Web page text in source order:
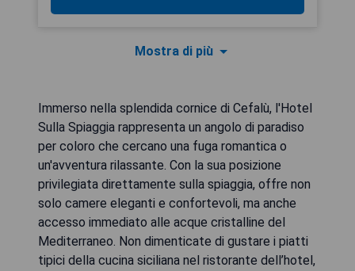
Mostra di più
Immerso nella splendida cornice di Cefalù, l'Hotel
Sulla Spiaggia rappresenta un angolo di paradiso
per coloro che cercano una fuga romantica o
un'avventura rilassante. Con la sua posizione
privilegiata direttamente sulla spiaggia, offre non
solo camere eleganti e confortevoli, ma anche
accesso immediato alle acque cristalline del
Mediterraneo. Non dimenticate di gustare i piatti
tipici della cucina siciliana nel ristorante dell’hotel,